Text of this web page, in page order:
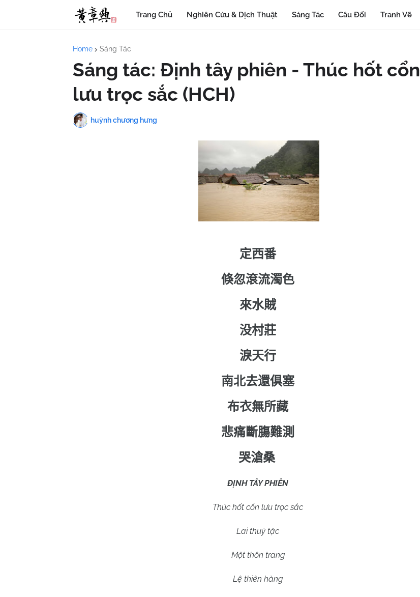
Trang Chủ Nghiên Cứu & Dịch Thuật Sáng Tác Câu Đối Tranh Vẽ
Home Sáng Tác
Sáng tác: Định tây phiên - Thúc hốt cổn
lưu trọc sắc (HCH)
huỳnh chương hưng
定西番
倏忽滾流濁色
來水賊
没村莊
淚天行
南北去還俱塞
布衣無所藏
悲痛斷膓難測
哭滄桑
ĐỊNH TÂY PHIÊN
Thúc hốt cổn lưu trọc sắc
Lai thuỷ tặc
Một thôn trang
Lệ thiên hàng